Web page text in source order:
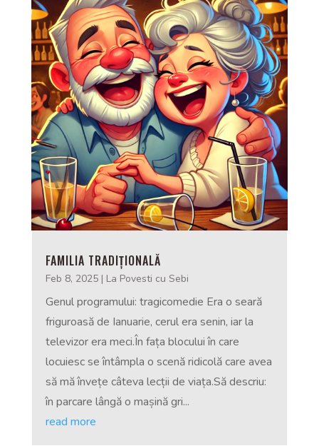
FAMILIA TRADIȚIONALĂ
Feb 8, 2025| La Povesti cu Sebi
Genul programului: tragicomedie Era o seară
friguroasă de Ianuarie, cerul era senin, iar la
televizor era meci.În fața blocului în care
locuiesc se întâmpla o scenă ridicolă care avea
să mă învețe câteva lecții de viața.Să descriu:
în parcare lângă o mașină gri...
read more